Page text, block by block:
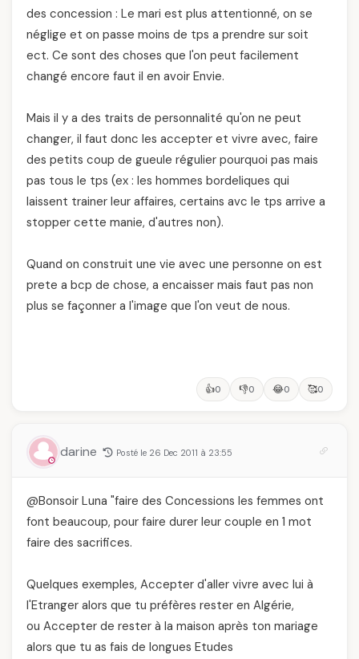
des concession : Le mari est plus attentionné, on se
néglige et on passe moins de tps a prendre sur soit
ect. Ce sont des choses que l'on peut facilement
changé encore faut il en avoir Envie.
Mais il y a des traits de personnalité qu'on ne peut
changer, il faut donc les accepter et vivre avec, faire
des petits coup de gueule régulier pourquoi pas mais
pas tous le tps (ex : les hommes bordeliques qui
laissent trainer leur affaires, certains avc le tps arrive a
stopper cette manie, d'autres non).
Quand on construit une vie avec une personne on est
prete a bcp de chose, a encaisser mais faut pas non
plus se façonner a l'image que l'on veut de nous.
👍0 👎0 😂0 🥰0
darine Posté le 26 Dec 2011 à 23:55
@Bonsoir Luna "faire des Concessions les femmes ont
font beaucoup, pour faire durer leur couple en 1 mot
faire des sacrifices.
Quelques exemples, Accepter d'aller vivre avec lui à
l'Etranger alors que tu préfères rester en Algérie,
ou Accepter de rester à la maison après ton mariage
alors que tu as fais de longues Etudes